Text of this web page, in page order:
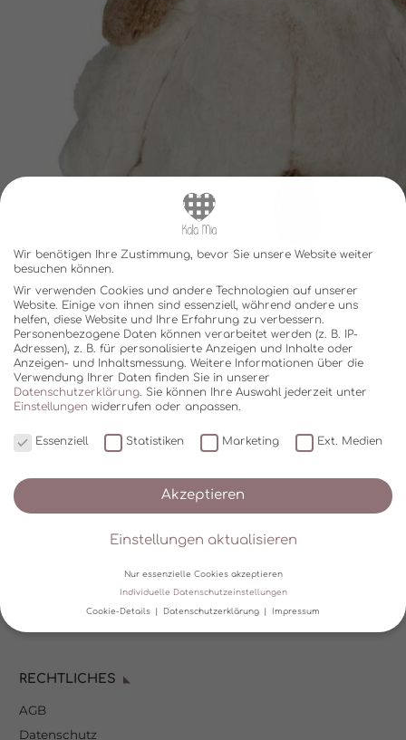
Zahlungsoptionen
Mein Kundenkonto
RECHTLICHES
AGB
Datenschutz
Wir benötigen Ihre Zustimmung, bevor Sie unsere Website weiter
besuchen können.
Wir verwenden Cookies und andere Technologien auf unserer
Website. Einige von ihnen sind essenziell, während andere uns
helfen, diese Website und Ihre Erfahrung zu verbessern.
Personenbezogene Daten können verarbeitet werden (z. B. IP-
Adressen), z. B. für personalisierte Anzeigen und Inhalte oder
Anzeigen- und Inhaltsmessung. Weitere Informationen über die
Verwendung Ihrer Daten finden Sie in unserer
Datenschutzerklärung Sie können Ihre Auswahl jederzeit unter
Einstellungen widerrufen oder anpassen.
Essenziell Statistiken Marketing Ext. Medien
Akzeptieren
Einstellungen aktualisieren
Nur essenzielle Cookies akzeptieren
Individuelle Datenschutzeinstellungen
Cookie-Details Datenschutzerklärung Impressum
Wir verwenden Cookies und andere Technologien auf unserer
helfen, diese Website und Ihre Erfahrung zu verbessern.